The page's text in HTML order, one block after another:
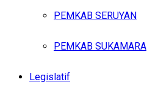
PEMKAB SERUYAN
PEMKAB SUKAMARA
Legislatif